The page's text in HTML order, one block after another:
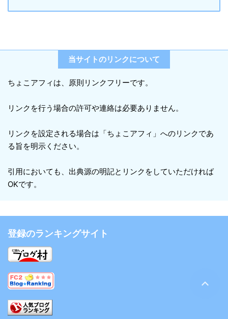
当サイトのリンクについて
ちょこアフィは、原則リンクフリーです。
リンクを行う場合の許可や連絡は必要ありません。
リンクを設定される場合は「ちょこアフィ」へのリンクであ
る旨を明示ください。
引用においても、出典源の明記とリンクをしていただければ
OKです。
登録のランキングサイト